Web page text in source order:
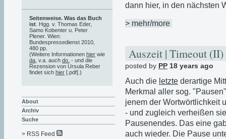
dann hier, in den nächsten
> mehr/more
Auszeit | Timeout
posted by PP 18 years ago
Auch die letzte derartige
Merkmal aller sog.
jenem der Wortwörtlichkeit
- und zugleich verheißen
Pausenendes. Das eine
auch wieder. Die Pause
Seitenweise. Was das Buch
ist . Hgg. v. Thomas Eder,
Samo Kobenter u. Peter
Plener. Wien:
Bundespressedienst 2010,
480 pp.
(Weitere Informationen hier wie
da , v.a. auch do. - und die
Rezension von Ursula Reber
findet sich hier [.pdf].)
About
Archiv
Suche
> RSS Feed